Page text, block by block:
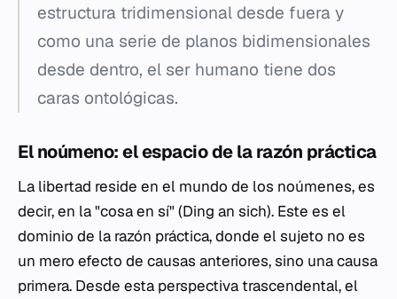
estructura tridimensional desde fuera y
como una serie de planos bidimensionales
desde dentro, el ser humano tiene dos
caras ontológicas.
El noúmeno: el espacio de la razón práctica
La libertad reside en el mundo de los noúmenes, es
decir, en la "cosa en sí" (Ding an sich). Este es el
dominio de la razón práctica, donde el sujeto no es
un mero efecto de causas anteriores, sino una causa
primera. Desde esta perspectiva trascendental, el